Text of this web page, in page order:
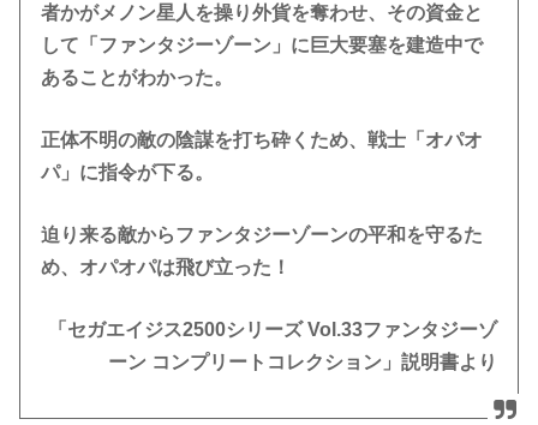
・2020年3月19日（PCエンジン mini版：PCエンジン mini本体
者かがメノン星人を操り外貨を奪わせ、その資金と
して「ファンタジーゾーン」に巨大要塞を建造中で
あることがわかった。
正体不明の敵の陰謀を打ち砕くため、戦士「オパオ
パ」に指令が下る。
迫り来る敵からファンタジーゾーンの平和を守るた
め、オパオパは飛び立った！
「セガエイジス2500シリーズ Vol.33ファンタジーゾ
ーン コンプリートコレクション」説明書より